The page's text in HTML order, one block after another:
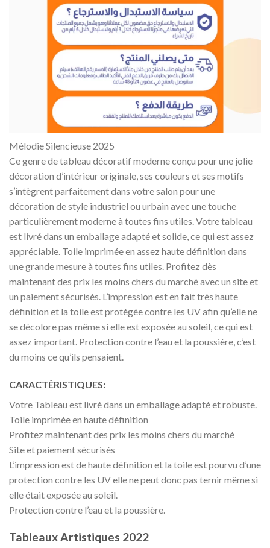
Mélodie Silencieuse 2025
Ce genre de tableau décoratif moderne conçu pour une jolie
décoration d’intérieur originale, ses couleurs et ses motifs
s’intègrent parfaitement dans votre salon pour une
décoration de style industriel ou urbain avec une touche
particulièrement moderne à toutes fins utiles. Votre tableau
est livré dans un emballage adapté et solide, ce qui est assez
appréciable. Toile imprimée en assez haute définition dans
une grande mesure à toutes fins utiles. Profitez dès
maintenant des prix les moins chers du marché avec un site et
un paiement sécurisés. L’impression est en fait très haute
définition et la toile est protégée contre les UV afin qu’elle ne
se décolore pas même si elle est exposée au soleil, ce qui est
assez important. Protection contre l’eau et la poussière, c’est
du moins ce qu’ils pensaient.
CARACTÉRISTIQUES:
Votre Tableau est livré dans un emballage adapté et robuste.
Toile imprimée en haute définition
Profitez maintenant des prix les moins chers du marché
Site et paiement sécurisés
L’impression est de haute définition et la toile est pourvu d’une
protection contre les UV elle ne peut donc pas ternir même si
elle était exposée au soleil.
Protection contre l’eau et la poussière.
Tableaux Artistiques 2022